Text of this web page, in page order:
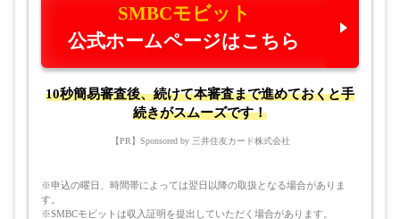
SMBCモビット
公式ホームページはこちら
10秒簡易審査後、続けて本審査まで進めておくと手
続きがスムーズです！
【PR】Sponsored by 三井住友カード株式会社
※申込の曜日、時間帯によっては翌日以降の取扱となる場合がありま
す。
※SMBCモビットは収入証明を提出していただく場合があります。